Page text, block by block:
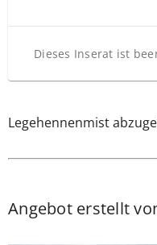
Dieses Inserat ist
Legehennenmist
Angebot erstellt